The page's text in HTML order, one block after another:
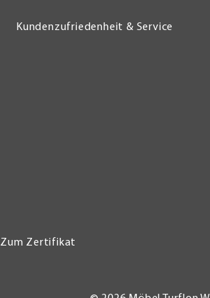
Kundenzufriedenheit & Service
Zum Zertifikat